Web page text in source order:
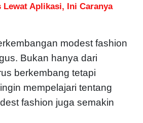
Aplikasi, Ini Caranya
modest fashion
Bukan hanya dari
berkembang tetapi
mempelajari tentang
fashion juga semakin